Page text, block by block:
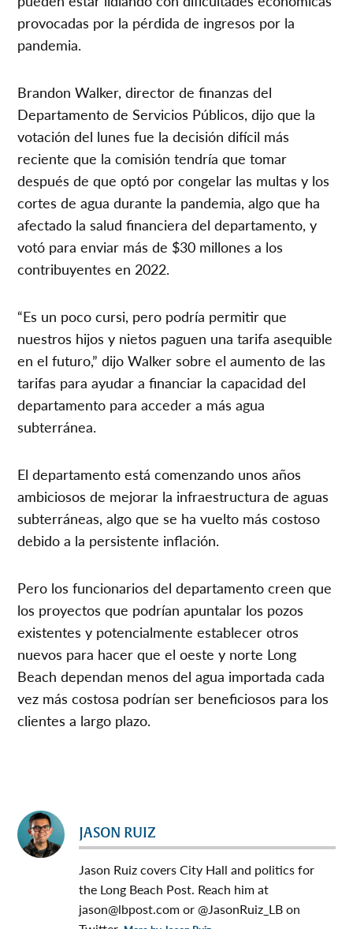
provocadas por la pérdida de ingresos por la
pandemia.
Brandon Walker, director de finanzas del
Departamento de Servicios Públicos, dijo que la
votación del lunes fue la decisión difícil más
reciente que la comisión tendría que tomar
después de que optó por congelar las multas y los
cortes de agua durante la pandemia, algo que ha
afectado la salud financiera del departamento, y
votó para enviar más de $30 millones a los
contribuyentes en 2022.
“Es un poco cursi, pero podría permitir que
nuestros hijos y nietos paguen una tarifa asequible
en el futuro,” dijo Walker sobre el aumento de las
tarifas para ayudar a financiar la capacidad del
departamento para acceder a más agua
subterránea.
El departamento está comenzando unos años
ambiciosos de mejorar la infraestructura de aguas
subterráneas, algo que se ha vuelto más costoso
debido a la persistente inflación.
Pero los funcionarios del departamento creen que
los proyectos que podrían apuntalar los pozos
existentes y potencialmente establecer otros
nuevos para hacer que el oeste y norte Long
Beach dependan menos del agua importada cada
vez más costosa podrían ser beneficiosos para los
clientes a largo plazo.
JASON RUIZ
Jason Ruiz covers City Hall and politics for
the Long Beach Post. Reach him at
jason@lbpost.comor @JasonRuiz_LB on